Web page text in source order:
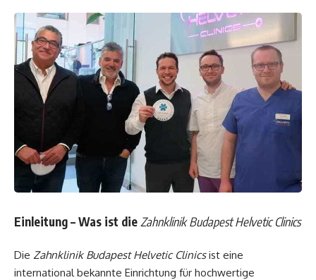
Einleitung – Was ist die Zahnklinik Budapest Helvetic Clinics
Die Zahnklinik Budapest Helvetic Clinicsist eine
international bekannte Einrichtung für hochwertige